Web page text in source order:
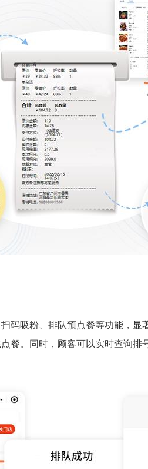
码吸粉、排队预点餐等功能，显
餐。同时，顾客可以实时查询排